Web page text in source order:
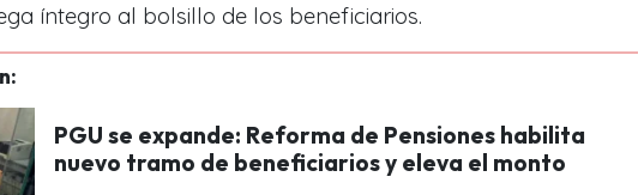
íntegro al bolsillo de los beneficiarios.
PGU se expande: Reforma de Pensiones habilita
nuevo tramo de beneficiarios y eleva el monto